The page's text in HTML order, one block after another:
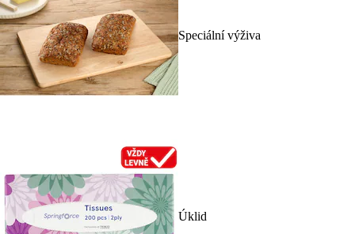
Speciální výživa
Úklid